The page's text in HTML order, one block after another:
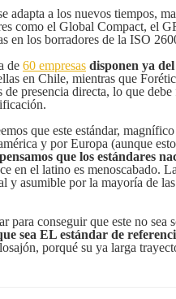
adapta a los nuevos tiempos,
como el Global Compact, el
en los borradores de la ISO
de 60 empresas disponen ya
en Chile, mientras que
de presencia directa, lo que
que este estándar,
y por Europa (aunque
pensamos que los estándares
en el latino es menoscabado.
y asumible por la mayoría de las
para conseguir que este no sea
sea EL estándar de
porqué su ya larga